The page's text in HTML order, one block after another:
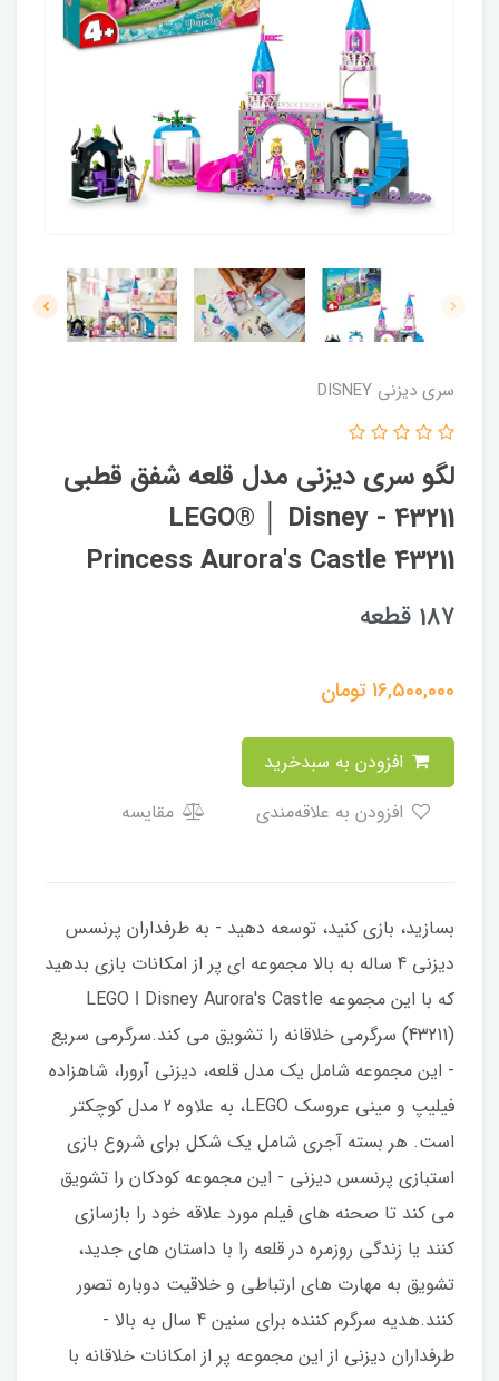
سری دیزنی DISNEY
لگو سری دیزنی مدل قلعه شفق قطبی
43211 - LEGO® │ Disney
Princess Aurora's Castle 43211
187 قطعه
16,500,000تومان
مقایسه
بسازید، بازی کنید، توسعه دهید - به طرفداران پرنسس
دیزنی 4 ساله به بالا مجموعه ای پر از امکانات بازی بدهید
که با این مجموعه LEGO ǀ Disney Aurora's Castle
(43211) سرگرمی خلاقانه را تشویق می کند.سرگرمی سریع
- این مجموعه شامل یک مدل قلعه، دیزنی آرورا، شاهزاده
فیلیپ و مینی عروسک LEGO، به علاوه 2 مدل کوچکتر
است. هر بسته آجری شامل یک شکل برای شروع بازی
استبازی پرنسس دیزنی - این مجموعه کودکان را تشویق
می کند تا صحنه های فیلم مورد علاقه خود را بازسازی
کنند یا زندگی روزمره در قلعه را با داستان های جدید،
تشویق به مهارت های ارتباطی و خلاقیت دوباره تصور
کنند.هدیه سرگرم کننده برای سنین 4 سال به بالا -
طرفداران دیزنی از این مجموعه پر از امکانات خلاقانه با